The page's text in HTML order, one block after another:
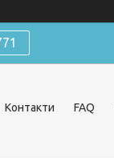
Контакти FAQ